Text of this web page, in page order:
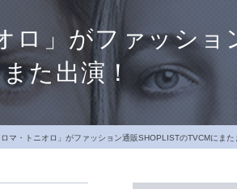
ロ」がファッショ
た出演！
マ・トニオロ」がファッション通販SHOPLISTのTVCMにまた